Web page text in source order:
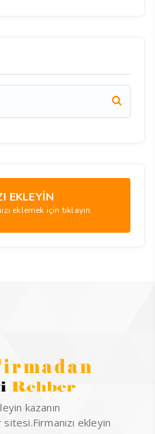
EKLEYİN
eklemek için tıklayın.
kazanın
ekleyin